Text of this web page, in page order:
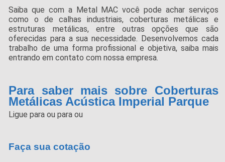
Saiba que com a Metal MAC você pode achar serviços
como o de calhas industriais, coberturas metálicas e
estruturas metálicas, entre outras opções que são
oferecidas para a sua necessidade. Desenvolvemos cada
trabalho de uma forma profissional e objetiva, saiba mais
entrando em contato com nossa empresa.
Para saber mais sobre Coberturas
Metálicas Acústica Imperial Parque
Ligue paraou paraou
Faça sua cotação